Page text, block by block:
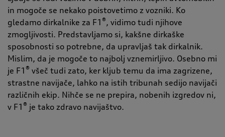
in mogoče se nekako poistovetimo z vozniki. Ko
gledamo dirkalnike za F1 ®, vidimo tudi njihove
zmogljivosti. Predstavljamo si, kakšne dirkaške
sposobnosti so potrebne, da upravljaš tak dirkalnik.
Mislim, da je mogoče to najbolj vznemirljivo. Osebno mi
je F1 ® všeč tudi zato, ker kljub temu da ima zagrizene,
strastne navijače, lahko na istih tribunah sedijo navijači
različnih ekip. Nihče se ne prepira, nobenih izgredov ni,
v F1 ® je tako zdravo navijaštvo.